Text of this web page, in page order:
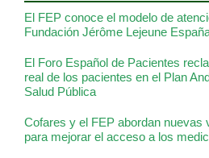
El FEP conoce el modelo de
Fundación Jérôme Lejeune
El Foro Español de Pacientes
real de los pacientes en el Plan
Salud Pública
Cofares y el FEP abordan nuevas
para mejorar el acceso a los